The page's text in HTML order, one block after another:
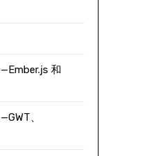
和
、